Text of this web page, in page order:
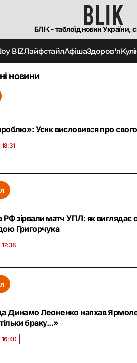
БЛІК - таблоїд новин України,
BIZЛайфстайлАфішаЗдоров'я
новини
Усик висловився про
РФ зірвали матч УПЛ: як
Григорчука
17:38
Динамо Леоненко напхав
браку...»
16:40